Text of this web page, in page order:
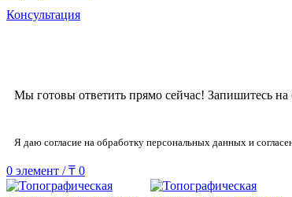
Консультация
Мы готовы ответить прямо сейчас! Запишитесь на
Я даю согласие на обработку персональных данных и
0 элемент / ₸ 0